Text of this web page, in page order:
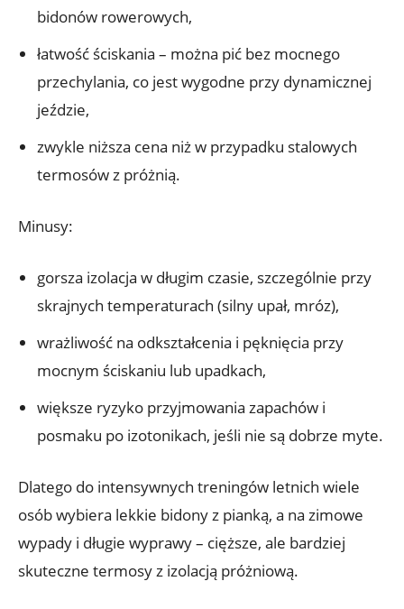
bidonów rowerowych,
łatwość ściskania – można pić bez mocnego
przechylania, co jest wygodne przy dynamicznej
jeździe,
zwykle niższa cena niż w przypadku stalowych
termosów z próżnią.
Minusy:
gorsza izolacja w długim czasie, szczególnie przy
skrajnych temperaturach (silny upał, mróz),
wrażliwość na odkształcenia i pęknięcia przy
mocnym ściskaniu lub upadkach,
większe ryzyko przyjmowania zapachów i
posmaku po izotonikach, jeśli nie są dobrze myte.
Dlatego do intensywnych treningów letnich wiele
osób wybiera lekkie bidony z pianką, a na zimowe
wypady i długie wyprawy – cięższe, ale bardziej
skuteczne termosy z izolacją próżniową.